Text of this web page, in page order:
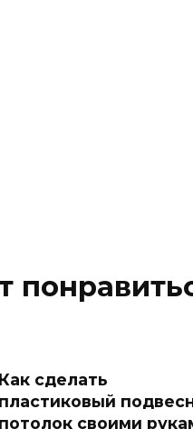
Как сделать
пластиковый
потолок своими